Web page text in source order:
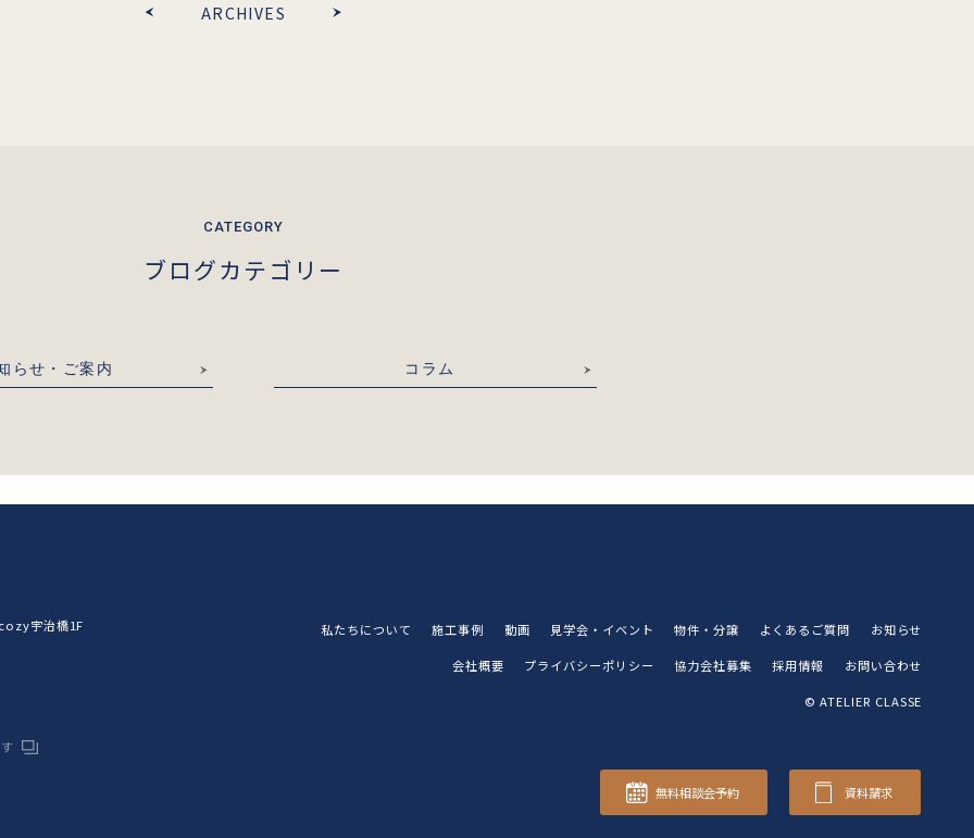
ARCHIVES
ブログカテゴリー
らせ・ご案内 コラム
宇治橋1F
私たちについて 施工事例 動画 見学会・イベント 物件・分譲 よくあるご質問 お知らせ
会社概要 プライバシーポリシー 協力会社募集 採用情報 お問い合わせ
© ATELIER CLASSE
無料相談会予約 資料請求